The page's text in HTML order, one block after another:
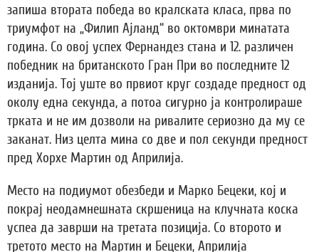
запиша втората победа во кралската класа, прва по
триумфот на „Филип Ајланд“ во октомври минатата
година. Со овој успех Фернандез стана и 12. различен
победник на британското Гран При во последните 12
изданија. Toj уште во првиот круг создаде предност од
околу една секунда, а потоа сигурно ја контролираше
трката и не им дозволи на ривалите сериозно да му се
заканат. Низ целта мина со две и пол секунди предност
пред Хорхе Мартин од Априлија.
Место на подиумот обезбеди и Марко Бецеки, кој и
покрај неодамнешната скршеница на клучната коска
успеа да заврши на третата позиција. Со второто и
третото место на Мартин и Бецеки, Априлија